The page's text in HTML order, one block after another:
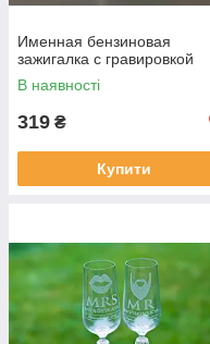
Именная бензиновая
зажигалка с гравировкой
В наявності
319 ₴
Купити